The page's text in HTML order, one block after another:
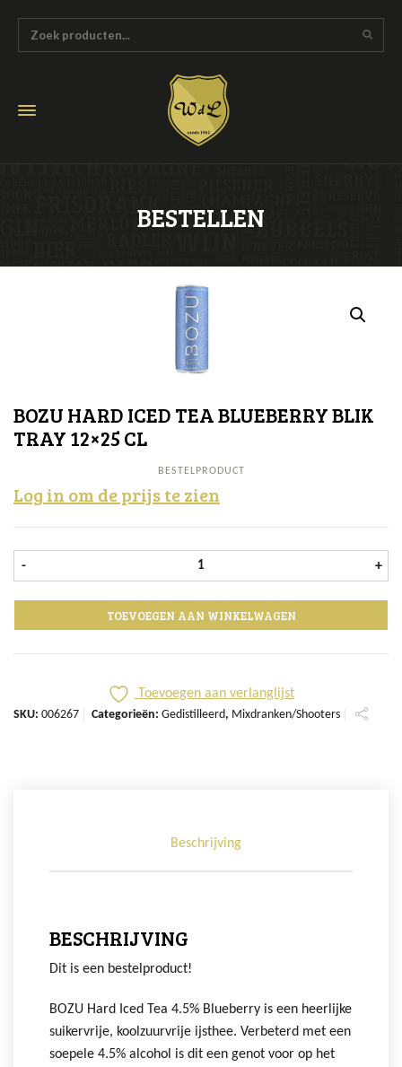
BESTELLEN
BOZU HARD ICED TEA BLUEBERRY BLIK
TRAY 12×25 CL
BESTELPRODUCT
Log in om de prijs te zien
- BOZU Hard Iced Tea Blueberry+
TOEVOEGEN AAN WINKELWAGEN
Toevoegen aan verlanglijst
SKU: 006267 Categorieën: Gedistilleerd, Mixdranken/Shooters
Beschrijving
BESCHRIJVING
Dit is een bestelproduct!
BOZU Hard Iced Tea 4.5% Blueberry is een heerlijke
suikervrije, koolzuurvrije ijsthee. Verbeterd met een
soepele 4.5% alcohol is dit een genot voor op het